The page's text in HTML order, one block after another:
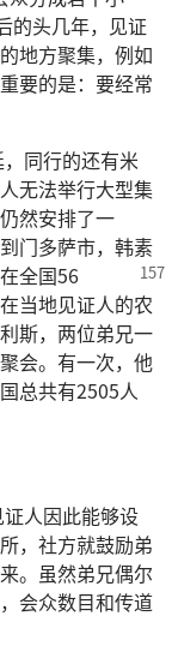
的头几年，见证
地方聚集，例如
要的是：要经常
同行的还有米
无法举行大型集
然安排了一
门多萨市，韩素
全国56
当地见证人的农
斯，两位弟兄一
会。有一次，他
总共有2505人
人因此能够设
，社方就鼓励弟
。虽然弟兄偶尔
会众数目和传道